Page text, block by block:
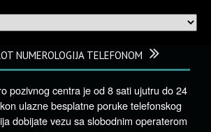
NUMEROLOGIJA TELEFONOM
pozivnog centra je od 8 sati ujutru do 24
ulazne besplatne poruke telefonskog
dobijate vezu sa slobodnim operaterom